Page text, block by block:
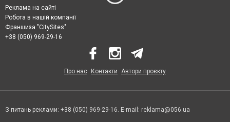
Реклама на сайті
Робота в нашій компанії
Франшиза "CitySites"
+38 (050) 969-29-16
Про нас Контакти Автори проєкту
З питань реклами: +38 (050) 969-29-16. E-mail: reklama@056.ua